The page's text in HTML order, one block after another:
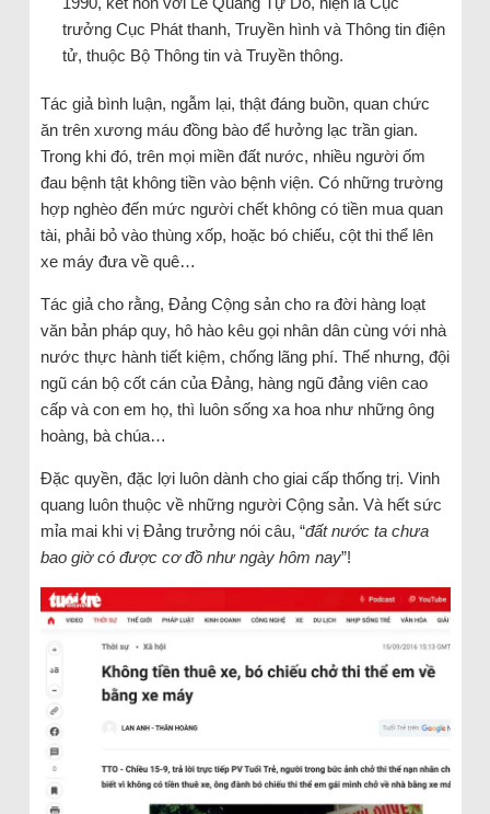
trưởng Cục Phát thanh, Truyền hình và Thông tin điện
tử, thuộc Bộ Thông tin và Truyền thông.
Tác giả bình luận, ngẫm lại, thật đáng buồn, quan chức
ăn trên xương máu đồng bào để hưởng lạc trần gian.
Trong khi đó, trên mọi miền đất nước, nhiều người ốm
đau bệnh tật không tiền vào bệnh viện. Có những trường
hợp nghèo đến mức người chết không có tiền mua quan
tài, phải bỏ vào thùng xốp, hoặc bó chiếu, cột thi thể lên
xe máy đưa về quê…
Tác giả cho rằng, Đảng Cộng sản cho ra đời hàng loạt
văn bản pháp quy, hô hào kêu gọi nhân dân cùng với nhà
nước thực hành tiết kiệm, chống lãng phí. Thế nhưng, đội
ngũ cán bộ cốt cán của Đảng, hàng ngũ đảng viên cao
cấp và con em họ, thì luôn sống xa hoa như những ông
hoàng, bà chúa…
Đặc quyền, đặc lợi luôn dành cho giai cấp thống trị. Vinh
quang luôn thuộc về những người Cộng sản. Và hết sức
mỉa mai khi vị Đảng trưởng nói câu, “đất nước ta chưa
bao giờ có được cơ đồ như ngày hôm nay”!